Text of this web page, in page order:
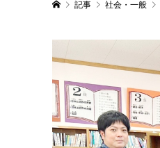
記事 社会・一般